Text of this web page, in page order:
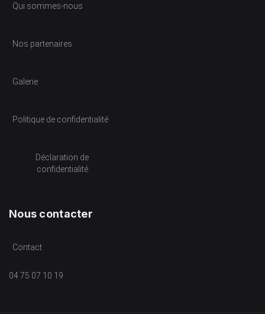
Qui sommes-nous
Nos partenaires
Galerie
Politique de confidentialité
Déclaration de
confidentialité
Nous contacter
Contact
04 75 07 10 19